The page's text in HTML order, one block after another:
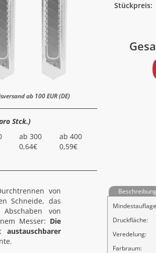
ab 100 EUR (DE)
Stck.)
ab 300
0,64€
ab 400
0,59€
Stückpreis:
von
Schneide, das
von
Messer: Die
Beschreibung
Druckfläche:
Veredelung:
Farbraum: